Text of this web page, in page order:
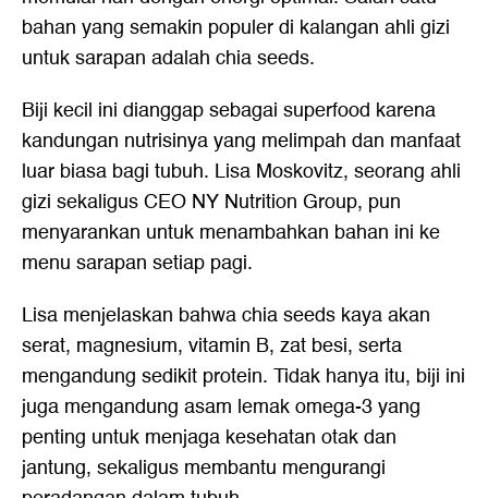
bahan yang semakin populer di kalangan ahli gizi
untuk sarapan adalah chia seeds.
Biji kecil ini dianggap sebagai superfood karena
kandungan nutrisinya yang melimpah dan manfaat
luar biasa bagi tubuh. Lisa Moskovitz, seorang ahli
gizi sekaligus CEO NY Nutrition Group, pun
menyarankan untuk menambahkan bahan ini ke
menu sarapan setiap pagi.
Lisa menjelaskan bahwa chia seeds kaya akan
serat, magnesium, vitamin B, zat besi, serta
mengandung sedikit protein. Tidak hanya itu, biji ini
juga mengandung asam lemak omega-3 yang
penting untuk menjaga kesehatan otak dan
jantung, sekaligus membantu mengurangi